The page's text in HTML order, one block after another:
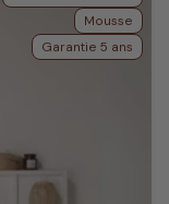
Mousse
Garantie 5 ans